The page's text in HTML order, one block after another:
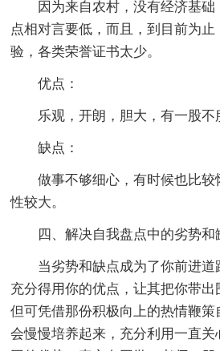
因为来自农村，没有经济基
点相对言要低，而且，到目前为
验，各类荣誉证书太少。
优点：
乐观，开朗，胆大，有一股不
缺点：
做事不够细心，有时候也比
性较大。
四、解决自我盘点中的劣势和
当劣势和缺点成为了你前进
充分得用你的优点，让其把你带出
但可凭借那份积极向上的热情鞭
会慢慢培养起来，充分利用一直